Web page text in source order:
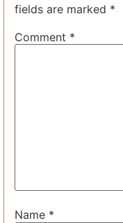
fields are marked *
Comment *
Name *